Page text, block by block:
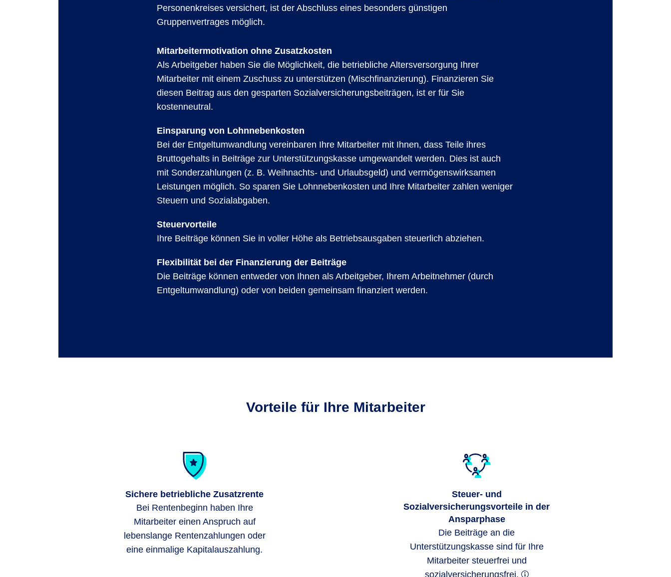
Personenkreises versichert, ist der Abschluss eines besonders günstigen
Gruppenvertrages möglich.
Mitarbeitermotivation ohne Zusatzkosten
Als Arbeitgeber haben Sie die Möglichkeit, die betriebliche Altersversorgung Ihrer
Mitarbeiter mit einem Zuschuss zu unterstützen (Mischfinanzierung). Finanzieren Sie
diesen Beitrag aus den gesparten Sozialversicherungsbeiträgen, ist er für Sie
kostenneutral.
Einsparung von Lohnnebenkosten
Bei der Entgeltumwandlung vereinbaren Ihre Mitarbeiter mit Ihnen, dass Teile ihres
Bruttogehalts in Beiträge zur Unterstützungskasse umgewandelt werden. Dies ist auch
mit Sonderzahlungen (z. B. Weihnachts- und Urlaubsgeld) und vermögenswirksamen
Leistungen möglich. So sparen Sie Lohnnebenkosten und Ihre Mitarbeiter zahlen weniger
Steuern und Sozialabgaben.
Steuervorteile
Ihre Beiträge können Sie in voller Höhe als Betriebsausgaben steuerlich abziehen.
Flexibilität bei der Finanzierung der Beiträge
Die Beiträge können entweder von Ihnen als Arbeitgeber, Ihrem Arbeitnehmer (durch
Entgeltumwandlung) oder von beiden gemeinsam finanziert werden.
Vorteile für Ihre Mitarbeiter
Sichere betriebliche Zusatzrente
Bei Rentenbeginn haben Ihre
Mitarbeiter einen Anspruch auf
lebenslange Rentenzahlungen oder
eine einmalige Kapitalauszahlung.
Steuer- und
Sozialversicherungsvorteile in der
Ansparphase
Die Beiträge an die
Unterstützungskasse sind für Ihre
Mitarbeiter steuerfrei und
sozialversicherungsfrei.